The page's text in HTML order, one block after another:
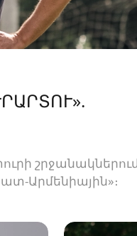
Արմենիային»։